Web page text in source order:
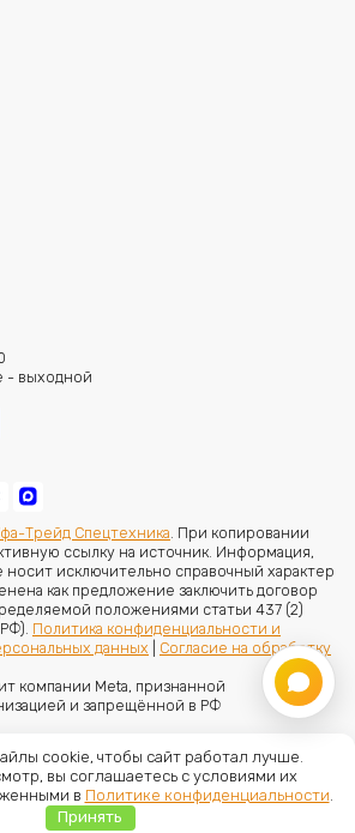
- выходной
Трейд Спецтехника. При копировании
ссылку на источник. Информация,
носит исключительно справочный характер
как предложение заключить договор
положениями статьи 437 (2)
Политика конфиденциальности и
данных
Согласие на обработку
компании Meta, признанной
и запрещённой в РФ
cookie, чтобы сайт работал лучше.
вы соглашаетесь с условиями их
в Политике конфиденциальности
Принять